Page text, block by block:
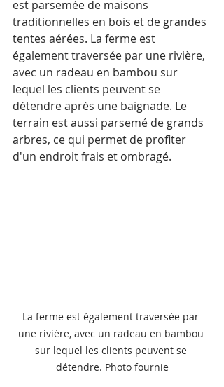
est parsemée de maisons
traditionnelles en bois et de grandes
tentes aérées. La ferme est
également traversée par une rivière,
avec un radeau en bambou sur
lequel les clients peuvent se
détendre après une baignade. Le
terrain est aussi parsemé de grands
arbres, ce qui permet de profiter
d'un endroit frais et ombragé.
La ferme est également traversée par
une rivière, avec un radeau en bambou
sur lequel les clients peuvent se
détendre. Photo fournie